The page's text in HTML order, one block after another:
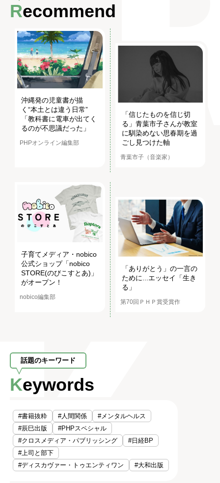
Recommend
沖縄発の児童書が描
く“本土とは違う日常”
「教科書に電車が出てく
るのが不思議だった」
PHPオンライン編集部
「信じたものを信じ切
る」青葉市子さんが教室
に馴染めない思春期を過
ごし見つけた軸
青葉市子（音楽家）
子育てメディア・nobico
公式ショップ「nobico
STORE(のびこすとあ)」
がオープン！
nobico編集部
「ありがとう」の一言の
ために...エッセイ「生き
る」
第70回ＰＨＰ賞受賞作
話題のキーワード
Keywords
#書籍抜粋 #人間関係
#メンタルヘルス
#辰巳出版
#PHPスペシャル
#クロスメディア・パブリッシング
#日経BP
#上司と部下
#ディスカヴァー・トゥエンティワン
#大和出版